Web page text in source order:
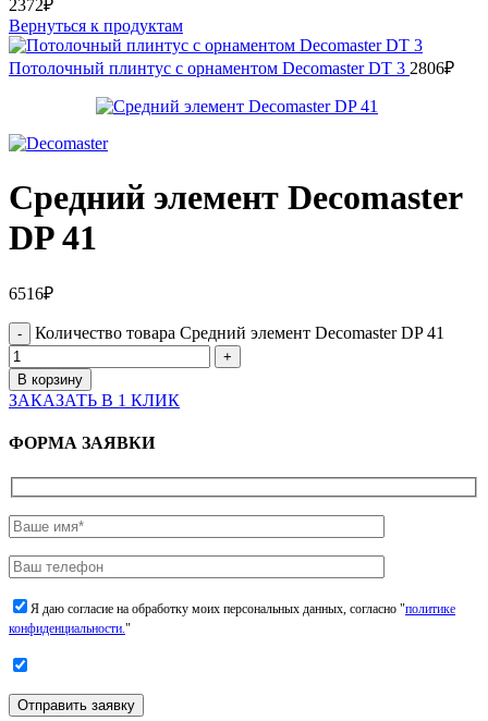
2372₽
Вернуться к продуктам
Потолочный плинтус с орнаментом Decomaster DT 3 2806₽
Средний элемент Decomaster
DP 41
6516₽
Количество товара Средний элемент Decomaster DP 41
В корзину
ЗАКАЗАТЬ В 1 КЛИК
ФОРМА ЗАЯВКИ
Я даю согласие на обработку моих персональных данных, согласно "политике
конфиденциальности."
Отправить заявку